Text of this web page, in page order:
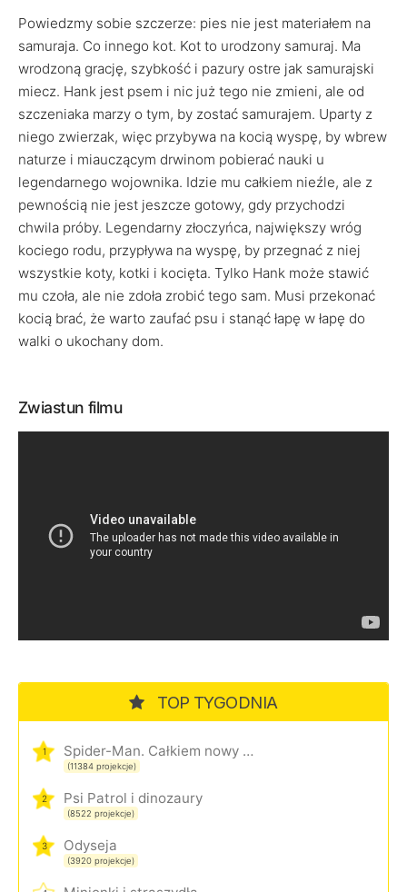
Powiedzmy sobie szczerze: pies nie jest materiałem na
samuraja. Co innego kot. Kot to urodzony samuraj. Ma
wrodzoną grację, szybkość i pazury ostre jak samurajski
miecz. Hank jest psem i nic już tego nie zmieni, ale od
szczeniaka marzy o tym, by zostać samurajem. Uparty z
niego zwierzak, więc przybywa na kocią wyspę, by wbrew
naturze i miauczącym drwinom pobierać nauki u
legendarnego wojownika. Idzie mu całkiem nieźle, ale z
pewnością nie jest jeszcze gotowy, gdy przychodzi
chwila próby. Legendarny złoczyńca, największy wróg
kociego rodu, przypływa na wyspę, by przegnać z niej
wszystkie koty, kotki i kocięta. Tylko Hank może stawić
mu czoła, ale nie zdoła zrobić tego sam. Musi przekonać
kocią brać, że warto zaufać psu i stanąć łapę w łapę do
walki o ukochany dom.
Zwiastun filmu
TOP TYGODNIA
1 Spider-Man. Całkiem nowy dzień
(11384 projekcje)
2 Psi Patrol i dinozaury
(8522 projekcje)
3 Odyseja
(3920 projekcje)